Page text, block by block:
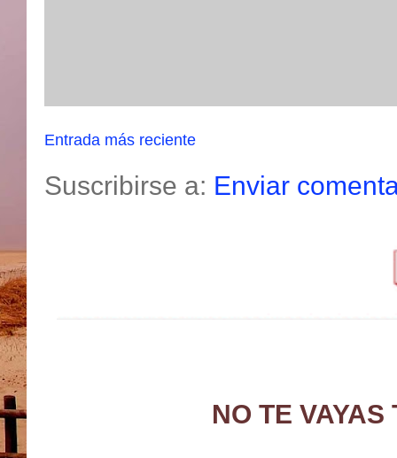
Entrada más reciente
Suscribirse a: Enviar
NO TE